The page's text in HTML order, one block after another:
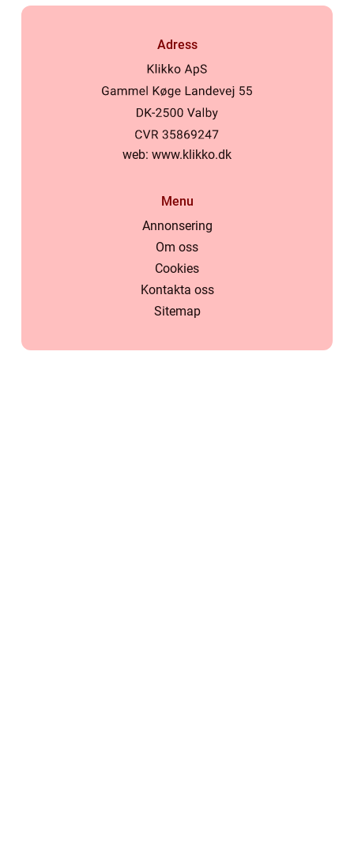
Adress
web: www.klikko.dk
Menu
Annonsering
Om oss
Cookies
Kontakta oss
Sitemap